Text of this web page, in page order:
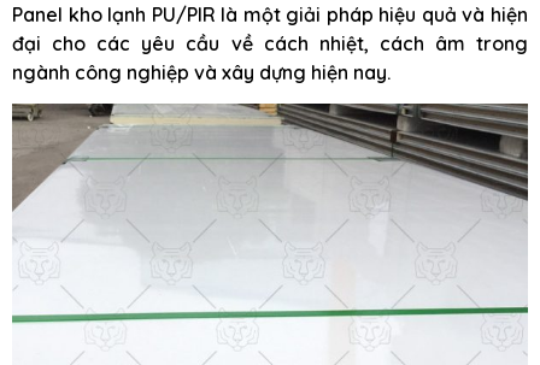
Panel kho lạnh PU/PIR là một giải pháp hiệu quả và hiện
đại cho các yêu cầu về cách nhiệt, cách âm trong
ngành công nghiệp và xây dựng hiện nay.